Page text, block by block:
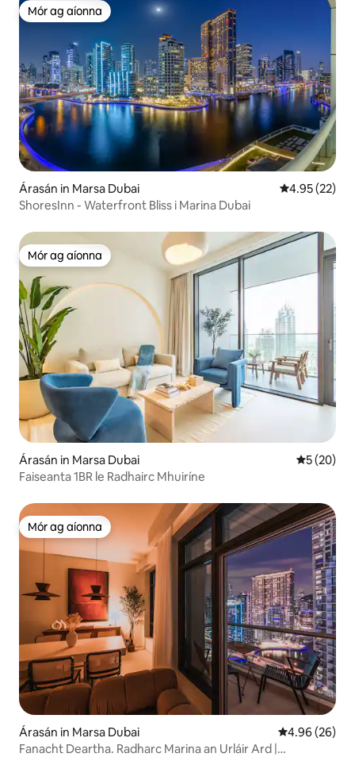
Mór ag aíonna
Mór ag aíonna
Árasán in Marsa Dubai Meánrátáil
4.95 (22)
ShoresInn - Waterfront Bliss i Marina Dubai
Mór ag aíonna
Mór ag aíonna
Árasán in Marsa Dubai
5 (20)
Faiseanta 1BR le Radhairc Mhuiríne
Mór ag aíonna
Mór ag aíonna
Árasán in Marsa Dubai Meánrátáil
4.96 (26)
Fanacht Deartha. Radharc Marina an Urláir Ard |